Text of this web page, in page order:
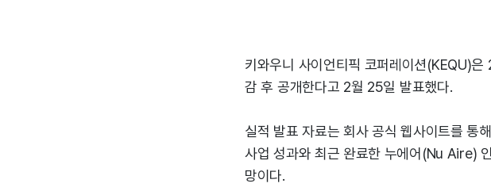
키와우니 사이언티픽 코퍼레이션(KEQU)
감 후 공개한다고 2월 25일 발표했다.
실적 발표 자료는 회사 공식 웹사이트를 통
사업 성과와 최근 완료한 누에어(Nu Aire)
망이다.